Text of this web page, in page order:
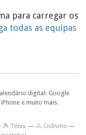
para carregar os
todas as equipas
digital: Google
e muito mais.
🎾 Ténis — 🚴 Ciclismo —